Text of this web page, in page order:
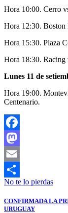
Hora 10:00. Cerro
Hora 12:30.
Hora 15:30. Plaza
Hora 18:30. Racing
Lunes 11 de
Hora 19:00.
Centenario.
Facebook
Mastodon
Email
Compartir
No te lo pierdas
CONFIRMADA LA
URUGUAY